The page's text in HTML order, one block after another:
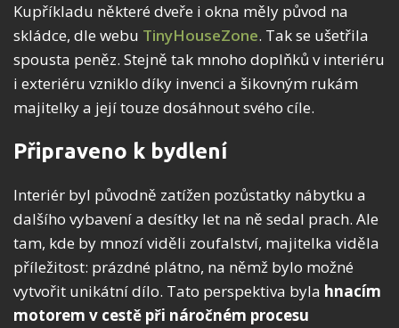
Kupříkladu některé dveře i okna měly původ na
skládce, dle webu TinyHouseZone. Tak se ušetřila
spousta peněz. Stejně tak mnoho doplňků v interiéru
i exteriéru vzniklo díky invenci a šikovným rukám
majitelky a její touze dosáhnout svého cíle.
Připraveno k bydlení
Interiér byl původně zatížen pozůstatky nábytku a
dalšího vybavení a desítky let na ně sedal prach. Ale
tam, kde by mnozí viděli zoufalství, majitelka viděla
příležitost: prázdné plátno, na němž bylo možné
vytvořit unikátní dílo. Tato perspektiva byla hnacím
motorem v cestě při náročném procesu